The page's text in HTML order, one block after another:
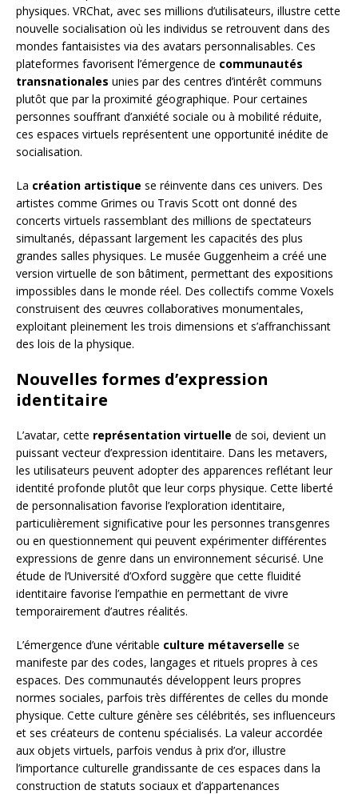
physiques. VRChat, avec ses millions d’utilisateurs, illustre cette
nouvelle socialisation où les individus se retrouvent dans des
mondes fantaisistes via des avatars personnalisables. Ces
plateformes favorisent l’émergence de communautés
transnationales unies par des centres d’intérêt communs
plutôt que par la proximité géographique. Pour certaines
personnes souffrant d’anxiété sociale ou à mobilité réduite,
ces espaces virtuels représentent une opportunité inédite de
socialisation.
La création artistique se réinvente dans ces univers. Des
artistes comme Grimes ou Travis Scott ont donné des
concerts virtuels rassemblant des millions de spectateurs
simultanés, dépassant largement les capacités des plus
grandes salles physiques. Le musée Guggenheim a créé une
version virtuelle de son bâtiment, permettant des expositions
impossibles dans le monde réel. Des collectifs comme Voxels
construisent des œuvres collaboratives monumentales,
exploitant pleinement les trois dimensions et s’affranchissant
des lois de la physique.
Nouvelles formes d’expression
identitaire
L’avatar, cette représentation virtuelle de soi, devient un
puissant vecteur d’expression identitaire. Dans les metavers,
les utilisateurs peuvent adopter des apparences reflétant leur
identité profonde plutôt que leur corps physique. Cette liberté
de personnalisation favorise l’exploration identitaire,
particulièrement significative pour les personnes transgenres
ou en questionnement qui peuvent expérimenter différentes
expressions de genre dans un environnement sécurisé. Une
étude de l’Université d’Oxford suggère que cette fluidité
identitaire favorise l’empathie en permettant de vivre
temporairement d’autres réalités.
L’émergence d’une véritable culture métaverselle se
manifeste par des codes, langages et rituels propres à ces
espaces. Des communautés développent leurs propres
normes sociales, parfois très différentes de celles du monde
physique. Cette culture génère ses célébrités, ses influenceurs
et ses créateurs de contenu spécialisés. La valeur accordée
aux objets virtuels, parfois vendus à prix d’or, illustre
l’importance culturelle grandissante de ces espaces dans la
construction de statuts sociaux et d’appartenances